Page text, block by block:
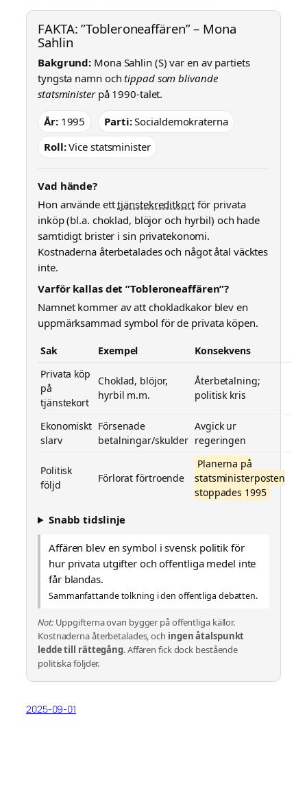
FAKTA: ”Tobleroneaffären” – Mona
Sahlin
Bakgrund: Mona Sahlin (S) var en av partiets
tyngsta namn ochtippad som blivande
statsministerpå 1990-talet.
År:1995 Parti:Socialdemokraterna
Roll:Vice statsminister
Vad hände?
Hon använde etttjänstekreditkortför privata
inköp (bl.a. choklad, blöjor och hyrbil) och hade
samtidigt brister i sin privatekonomi.
Kostnaderna återbetalades och något åtal väcktes
inte.
Varför kallas det ”Tobleroneaffären”?
Namnet kommer av att chokladkakor blev en
uppmärksammad symbol för de privata köpen.
Sak Exempel
Konsekvens
Privata köp
på
tjänstekort
Choklad, blöjor,
hyrbil m.m.
Återbetalning;
politisk kris
Ekonomiskt
slarv
Försenade
betalningar/skulder
Avgick ur
regeringen
Politisk
följd
Förlorat förtroende
Planerna på
statsministerposten
stoppades 1995
Snabb tidslinje
Affären blev en symbol i svensk politik för
hur privata utgifter och offentliga medel inte
får blandas.
Sammanfattande tolkning i den offentliga debatten.
Not:Uppgifterna ovan bygger på offentliga källor.
Kostnaderna återbetalades, och ingen åtalspunkt
ledde till rättegång. Affären fick dock bestående
politiska följder.
2025-09-01